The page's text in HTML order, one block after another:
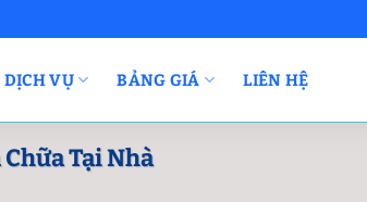
DỊCH VỤ BẢNG GIÁ LIÊN HỆ
Tại Nhà